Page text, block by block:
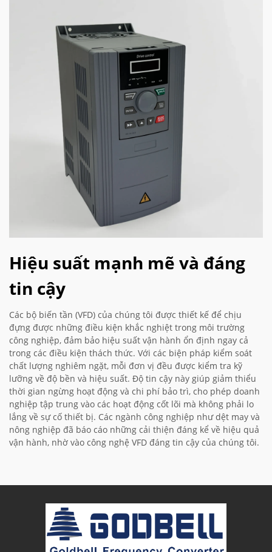
Hiệu suất mạnh mẽ và đáng
tin cậy
Các bộ biến tần (VFD) của chúng tôi được thiết kế để chịu
đựng được những điều kiện khắc nghiệt trong môi trường
công nghiệp, đảm bảo hiệu suất vận hành ổn định ngay cả
trong các điều kiện thách thức. Với các biện pháp kiểm soát
chất lượng nghiêm ngặt, mỗi đơn vị đều được kiểm tra kỹ
lưỡng về độ bền và hiệu suất. Độ tin cậy này giúp giảm thiểu
thời gian ngừng hoạt động và chi phí bảo trì, cho phép doanh
nghiệp tập trung vào các hoạt động cốt lõi mà không phải lo
lắng về sự cố thiết bị. Các ngành công nghiệp như dệt may và
nông nghiệp đã báo cáo những cải thiện đáng kể về hiệu quả
vận hành, nhờ vào công nghệ VFD đáng tin cậy của chúng tôi.